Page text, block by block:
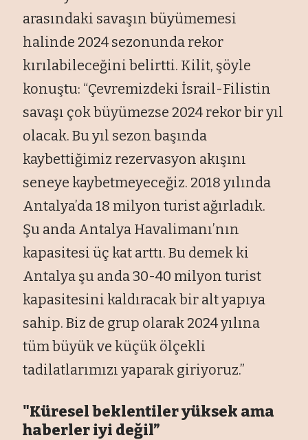
arasındaki savaşın büyümemesi
halinde 2024 sezonunda rekor
kırılabileceğini belirtti. Kilit, şöyle
konuştu: “Çevremizdeki İsrail-Filistin
savaşı çok büyümezse 2024 rekor bir yıl
olacak. Bu yıl sezon başında
kaybettiğimiz rezervasyon akışını
seneye kaybetmeyeceğiz. 2018 yılında
Antalya’da 18 milyon turist ağırladık.
Şu anda Antalya Havalimanı’nın
kapasitesi üç kat arttı. Bu demek ki
Antalya şu anda 30-40 milyon turist
kapasitesini kaldıracak bir alt yapıya
sahip. Biz de grup olarak 2024 yılına
tüm büyük ve küçük ölçekli
tadilatlarımızı yaparak giriyoruz.”
"Küresel beklentiler yüksek ama
haberler iyi değil”